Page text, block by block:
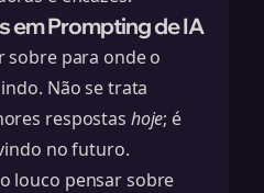
em Prompting de IA
sobre para onde o
Não se trata
respostas hoje; é
no futuro.
louco pensar sobre